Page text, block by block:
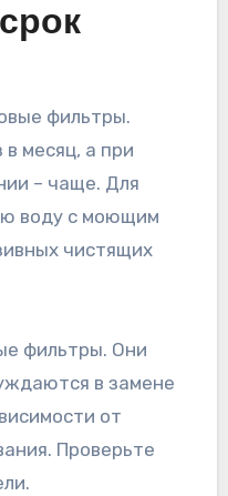
фильтры.
месяц, а при
– чаще. Для
воду с моющим
чистящих
фильтры. Они
в замене
от
Проверьте